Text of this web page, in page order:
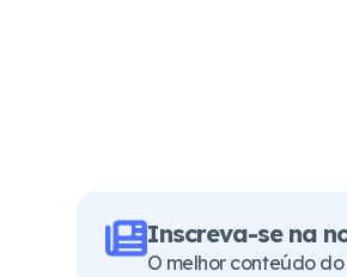
Inscreva-se na
O melhor conteúdo